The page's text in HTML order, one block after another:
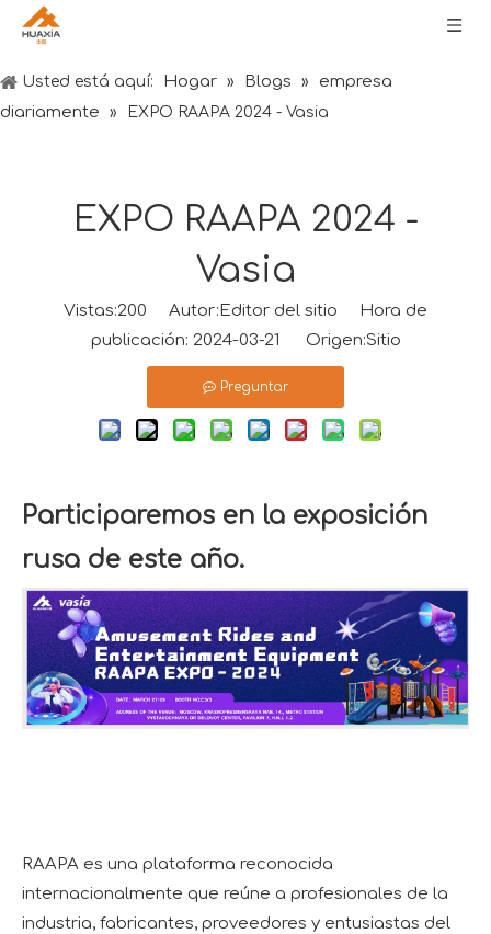
Usted está aquí: Hogar » Blogs »
empresa
diariamente
» EXPO RAAPA 2024 - Vasia
EXPO RAAPA 2024 -
Vasia
Vistas:200 Autor:Editor del sitio Hora de
publicación: 2024-03-21 Origen:Sitio
Preguntar
Participaremos en la exposición
rusa de este año.
RAAPA es una plataforma reconocida
internacionalmente que reúne a profesionales de la
industria, fabricantes, proveedores y entusiastas del